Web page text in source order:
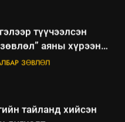
тайланд хийсэн
дүгнэлт
мөрдөж